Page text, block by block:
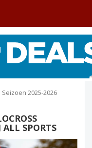
Seizoen 2025-2026
SPORTS